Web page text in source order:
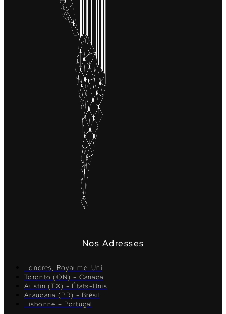
Nos Adresses
Londres, Royaume-Uni
Toronto (ON) - Canada
Austin (TX) - États-Unis
Araucaria (PR) - Brésil
Lisbonne – Portugal